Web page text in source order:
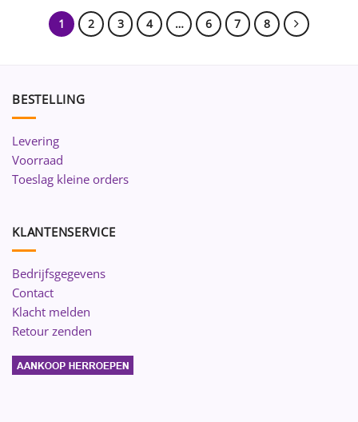
1 2 3 4 … 6 7 8
BESTELLING
Levering
Voorraad
Toeslag kleine orders
KLANTENSERVICE
Bedrijfsgegevens
Contact
Klacht melden
Retour zenden